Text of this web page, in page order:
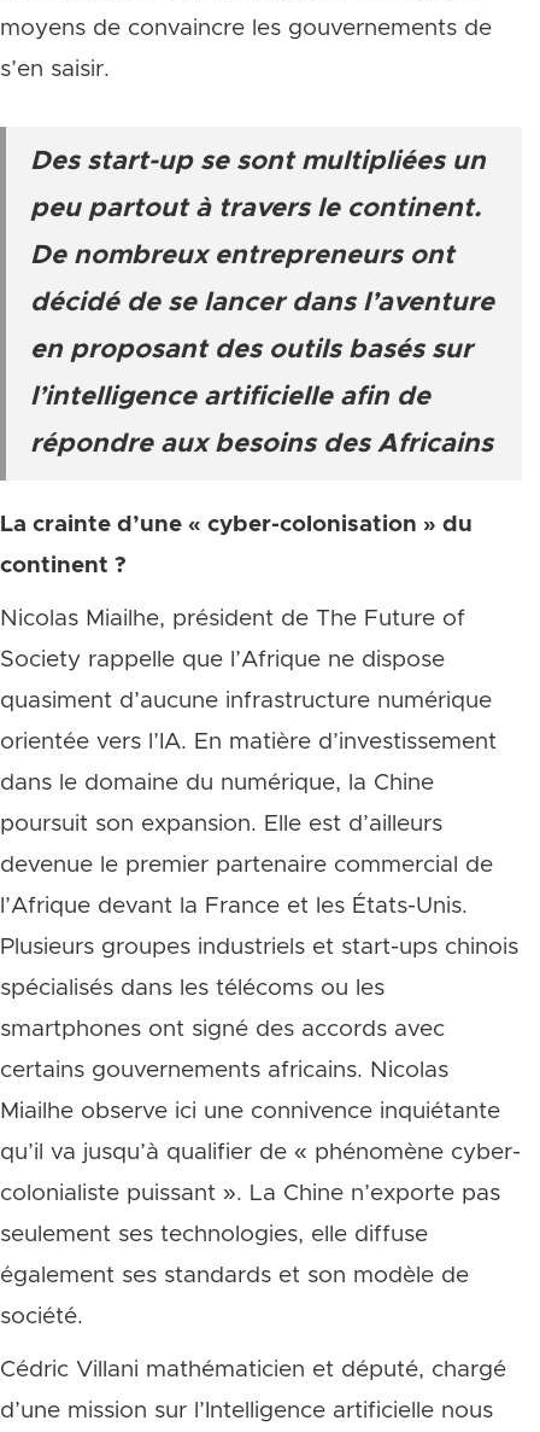
moyens de convaincre les gouvernements de
s’en saisir.
Des start-up se sont multipliées un
peu partout à travers le continent.
De nombreux entrepreneurs ont
décidé de se lancer dans l’aventure
en proposant des outils basés sur
l’intelligence artificielle afin de
répondre aux besoins des Africains
La crainte d’une « cyber-colonisation » du
continent ?
Nicolas Miailhe, président de The Future of
Society rappelle que l’Afrique ne dispose
quasiment d’aucune infrastructure numérique
orientée vers l’IA. En matière d’investissement
dans le domaine du numérique, la Chine
poursuit son expansion. Elle est d’ailleurs
devenue le premier partenaire commercial de
l’Afrique devant la France et les États-Unis.
Plusieurs groupes industriels et start-ups chinois
spécialisés dans les télécoms ou les
smartphones ont signé des accords avec
certains gouvernements africains. Nicolas
Miailhe observe ici une connivence inquiétante
qu’il va jusqu’à qualifier de « phénomène cyber-
colonialiste puissant ». La Chine n’exporte pas
seulement ses technologies, elle diffuse
également ses standards et son modèle de
société.
Cédric Villani mathématicien et député, chargé
d’une mission sur l’Intelligence artificielle nous